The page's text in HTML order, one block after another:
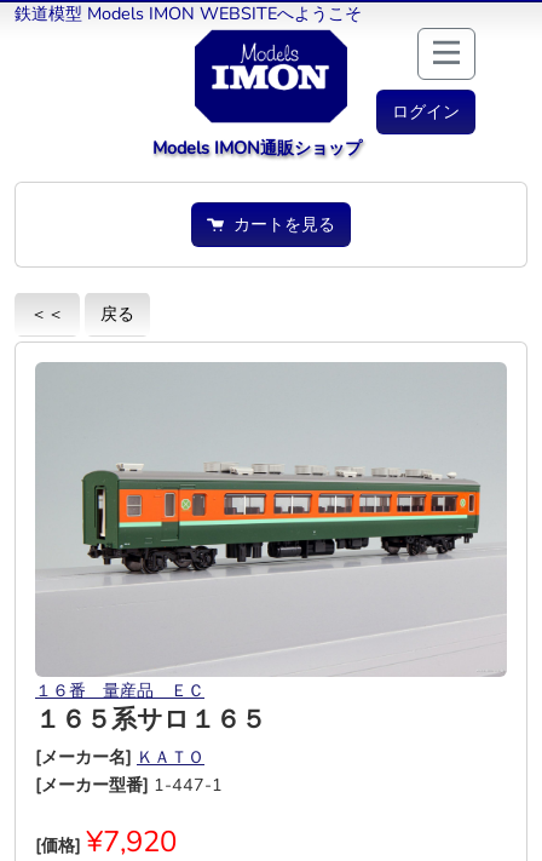
鉄道模型 Models IMON WEBSITEへようこそ
ログイン
Models IMON通販ショップ
カートを見る
＜＜ 戻る
１６番 量産品 ＥＣ
１６５系サロ１６５
[メーカー名] ＫＡＴＯ
[メーカー型番] 1-447-1
[価格] ¥7,920